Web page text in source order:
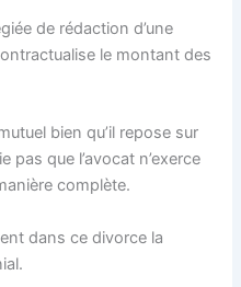
de rédaction d’une
le montant des
bien qu’il repose sur
que l’avocat n’exerce
complète.
dans ce divorce la